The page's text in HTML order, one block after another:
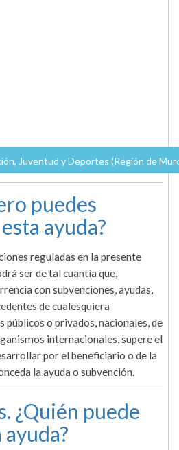
Juventud y Deportes (Región de
puedes
ayuda?
reguladas en la presente
ser de tal cuantía que,
con subvenciones, ayudas,
de cualesquiera
públicos o privados, nacionales, de
internacionales, supere el
por el beneficiario o de la
la ayuda o subvención.
¿Quién puede